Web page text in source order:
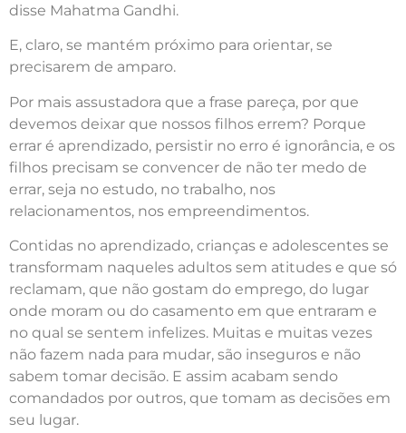
disse Mahatma Gandhi.
E, claro, se mantém próximo para orientar, se
precisarem de amparo.
Por mais assustadora que a frase pareça, por que
devemos deixar que nossos filhos errem? Porque
errar é aprendizado, persistir no erro é ignorância, e os
filhos precisam se convencer de não ter medo de
errar, seja no estudo, no trabalho, nos
relacionamentos, nos empreendimentos.
Contidas no aprendizado, crianças e adolescentes se
transformam naqueles adultos sem atitudes e que só
reclamam, que não gostam do emprego, do lugar
onde moram ou do casamento em que entraram e
no qual se sentem infelizes. Muitas e muitas vezes
não fazem nada para mudar, são inseguros e não
sabem tomar decisão. E assim acabam sendo
comandados por outros, que tomam as decisões em
seu lugar.